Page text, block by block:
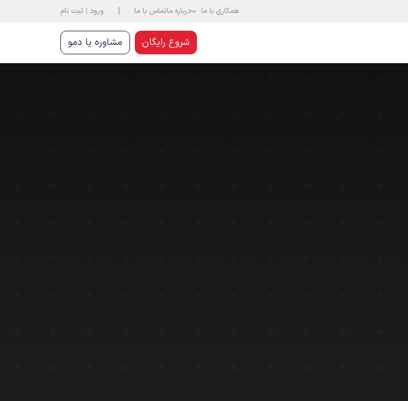
همکاری با ما درباره ماتماس با ما | ورود | ثبت نام
شروع رایگان مشاوره یا دمو